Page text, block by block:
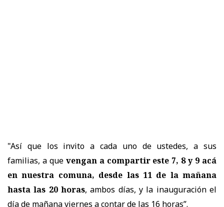
"Así que los invito a cada uno de ustedes, a sus
familias, a que vengan a compartir este 7, 8 y 9 acá
en nuestra comuna, desde las 11 de la mañana
hasta las 20 horas, ambos días, y la inauguración el
día de mañana viernes a contar de las 16 horas”.